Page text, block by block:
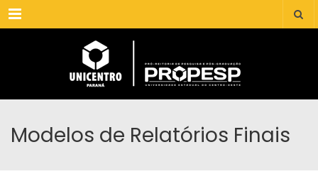
Menu
Modelos de Relatórios Finais